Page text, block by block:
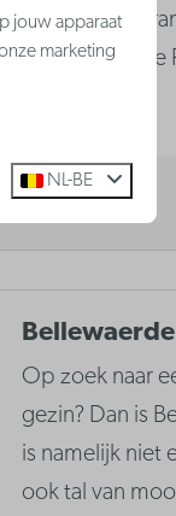
zonder het
gekend als
Bellewaerde
Op zoek naar
gezin? Dan is
is namelijk niet
ook tal van
jouw apparaat
marketing
NL-BE